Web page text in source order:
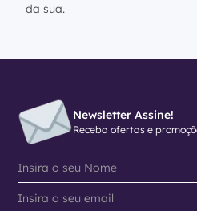
da sua.
Newsletter Assine!
Receba ofertas e